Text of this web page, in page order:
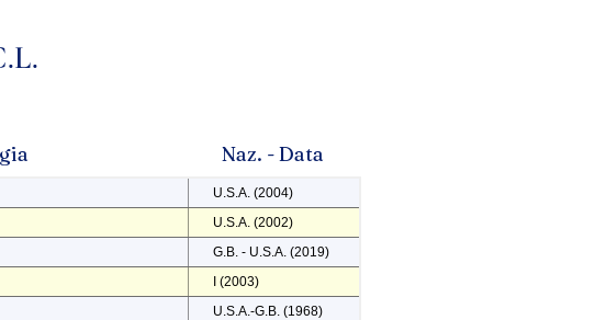
Naz. - Data
U.S.A. (2004)
U.S.A. (2002)
G.B. - U.S.A. (2019)
I (2003)
U.S.A.-G.B. (1968)